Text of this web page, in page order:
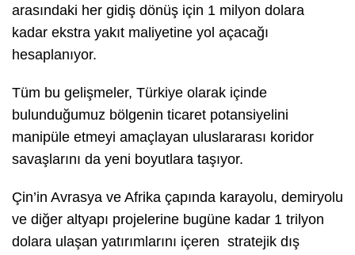
arasındaki her gidiş dönüş için 1 milyon dolara
kadar ekstra yakıt maliyetine yol açacağı
hesaplanıyor.
Tüm bu gelişmeler, Türkiye olarak içinde
bulunduğumuz bölgenin ticaret potansiyelini
manipüle etmeyi amaçlayan uluslararası koridor
savaşlarını da yeni boyutlara taşıyor.
Çin’in Avrasya ve Afrika çapında karayolu, demiryolu
ve diğer altyapı projelerine bugüne kadar 1 trilyon
dolara ulaşan yatırımlarını içeren stratejik dış